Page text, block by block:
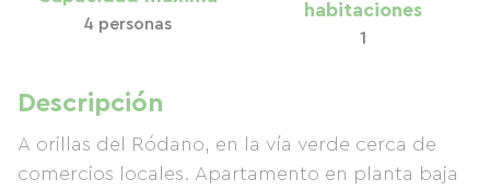
4 personas
habitaciones
1
Descripción
A orillas del Ródano, en la vía verde cerca de
comercios locales. Apartamento en planta baja